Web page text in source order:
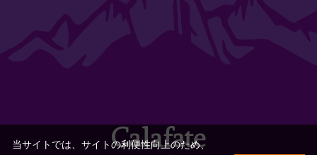
当サイトでは、サイトの利便性向上のため、